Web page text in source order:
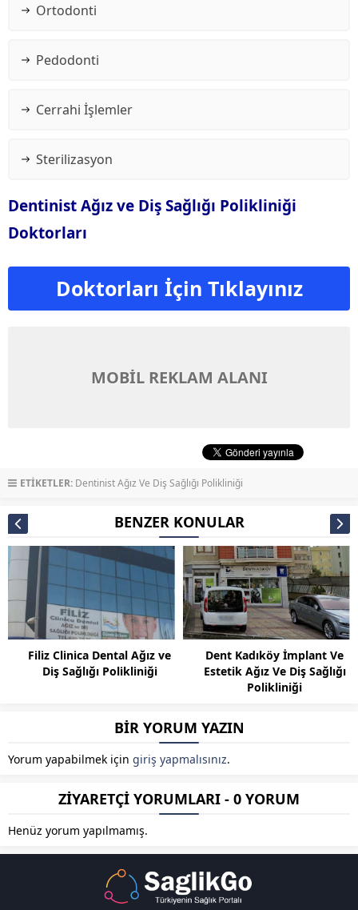
Ortodonti
Pedodonti
Cerrahi İşlemler
Sterilizasyon
Dentinist Ağız ve Diş Sağlığı Polikliniği
Doktorları
Doktorları İçin Tıklayınız
MOBİL REKLAM ALANI
ETİKETLER: Dentinist Ağız Ve Diş Sağlığı Polikliniği
BENZER KONULAR
Fi̇li̇z Cli̇ni̇ca Dental Ağız ve
Di̇ş Sağlığı Poli̇kli̇ni̇ği̇
Dent Kadıköy İmplant Ve
Estetik Ağız Ve Diş Sağlığı
Polikliniği
BİR YORUM YAZIN
Yorum yapabilmek için giriş yapmalısınız.
ZİYARETÇİ YORUMLARI - 0 YORUM
Henüz yorum yapılmamış.